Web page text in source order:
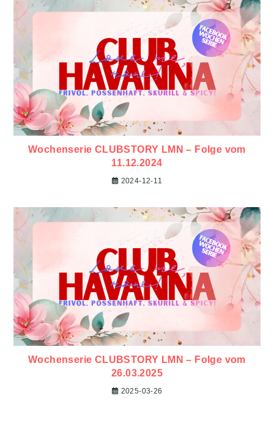
Wochenserie CLUBSTORY LMN – Folge vom
11.12.2024
2024-12-11
Wochenserie CLUBSTORY LMN – Folge vom
26.03.2025
2025-03-26